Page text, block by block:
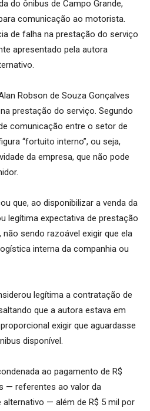
do ônibus de Campo Grande,
comunicação ao motorista.
de falha na prestação do serviço
apresentado pela autora
Robson de Souza Gonçalves
prestação do serviço. Segundo
comunicação entre o setor de
“fortuito interno”, ou seja,
da empresa, que não pode
que, ao disponibilizar a venda da
legítima expectativa de prestação
sendo razoável exigir que ela
interna da companhia ou
legítima a contratação de
que a autora estava em
exigir que aguardasse
disponível.
ao pagamento de R$
— referentes ao valor da
— além de R$ 5 mil por